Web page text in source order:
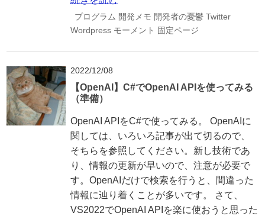
プログラム 開発メモ 開発者の憂鬱 Twitter
Wordpress モーメント 固定ページ
2022/12/08
【OpenAI】C#でOpenAI APIを使ってみる
（準備）
OpenAI APIをC#で使ってみる。 OpenAIに
関しては、いろいろ記事が出て切るので、
そちらを参照してください。新し技術であ
り、情報の更新が早いので、注意が必要で
す。OpenAIだけで検索を行うと、間違った
情報に辿り着くことが多いです。 さて、
VS2022でOpenAI APIを楽に使おうと思った